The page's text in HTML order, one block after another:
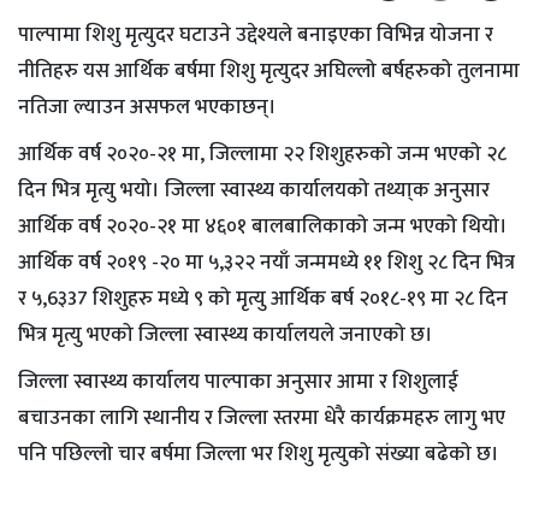
पाल्पामा शिशु मृत्युदर घटाउने उद्देश्यले बनाइएका विभिन्न योजना र
नीतिहरु यस आर्थिक बर्षमा शिशु मृत्युदर अघिल्लो बर्षहरुको तुलनामा
नतिजा ल्याउन असफल भएकाछन्।
आर्थिक वर्ष २०२०-२१ मा, जिल्लामा २२ शिशुहरुको जन्म भएको २८
दिन भित्र मृत्यु भयो। जिल्ला स्वास्थ्य कार्यालयको तथ्या्क अनुसार
आर्थिक वर्ष २०२०-२१ मा ४६०१ बालबालिकाको जन्म भएको थियो।
आर्थिक वर्ष २०१९ -२० मा ५,३२२ नयाँ जन्ममध्ये ११ शिशु २८ दिन भित्र
र ५,6३37 शिशुहरु मध्ये ९ को मृत्यु आर्थिक बर्ष २०१८-१९ मा २८ दिन
भित्र मृत्यु भएको जिल्ला स्वास्थ्य कार्यालयले जनाएको छ।
जिल्ला स्वास्थ्य कार्यालय पाल्पाका अनुसार आमा र शिशुलाई
बचाउनका लागि स्थानीय र जिल्ला स्तरमा धेरै कार्यक्रमहरु लागु भए
पनि पछिल्लो चार बर्षमा जिल्ला भर शिशु मृत्युको संख्या बढेको छ।